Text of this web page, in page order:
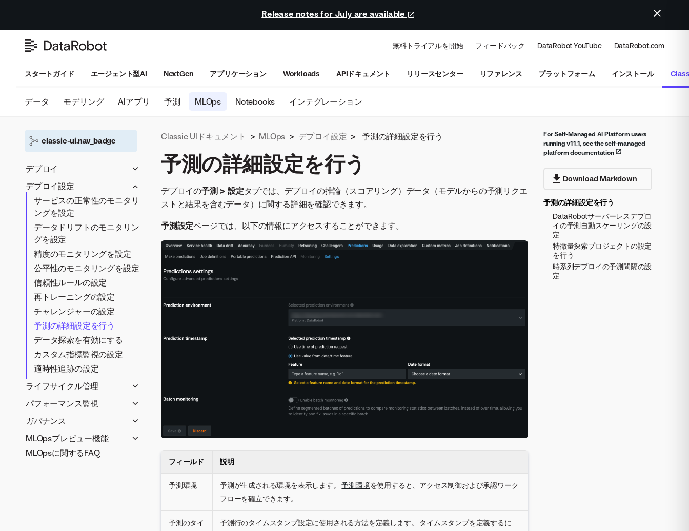
Release notes for July are available
無料トライアルを開始 フィードバック DataRobot YouTube DataRobot.com
スタートガイド エージェント型AI NextGen アプリケーション Workloads APIドキュメント リリースセンター リファレンス プラットフォーム インストール
データ モデリング AIアプリ 予測 MLOps Notebooks インテグレーション
classic-ui.nav_badge
デプロイ
デプロイワークフロー
DataRobot環境の
DataRobotモデル
PPSのDataRobotモデル
DataRobot環境のカスタム
モデル
PPSのカスタムモデル
外部環境のスコアリングコ
ード
監視エージェントを使用し
た外部モデル監視
モデルの登録
モデルレジストリ
DataRobotモデルの登録
カスタムモデルの登録
外部モデルの登録
登録済みモデルのデプロイ
登録済みモデルの表示と管
理
モデルのコンプライアンス
ドキュメントの生成
キー値でコンプライアンス
ドキュメントを拡張する
カスタムジョブ
MLOpsにおけるモデルパッ
スポート
モデルパッケージのモデル
ログ（レガシー）
ルの準備
カスタムモデルワークシ
ョップ
カスタム推論モデルの作
成
カスタムモデルの依存関
係を管理
カスタムモデルリソース
の管理
カスタムモデルバージョ
ンの追加
カスタムモデルにトレー
リモートリポジトリのフ
ァイルをカスタムモデル
に追加
カスタムモデルのテスト
カスタムモデル環境
ドロップイン環境
カスタム環境
外部モデルデプロイの準備
外部予測環境の追加
予測環境の管理
外部モデルの登録
予測環境の管理
DataRobotサーバーレス予
測環境の追加
外部予測環境の追加
予測環境の管理
モデルを予測環境にデプロ
イ
予測環境のインテグレー
グコードの自動デプロイ
と置換
SageMakerでの自動デプ
ロイと置換
モデルをデプロイ
DataRobotモデルのデプロ
イ
カスタムモデルのデプロイ
外部モデルのデプロイ
デプロイ設定を行う
デプロイ後の予測データの
追加
MLOpsエージェント
監視エージェント
インストールと設定
examplesディレクトリ
監視エージェントのユー
スケース
環境変数
ライブラリとエージェン
トのスプーラー設定
ウンロードする
外部多クラスデプロイの
管理エージェント
インストールと設定
環境プラグインの設定
Kubernetesの管理エージ
ェントのインストール
管理エージェントデプロ
イのステータスとイベン
デプロイの再起動
デプロイの強制削除
エージェントのイベントロ
グ
デプロイ設定
サービスの正常性のモニタリ
ングを設定
データドリフトのモニタリン
グを設定
精度のモニタリングを設定
公平性のモニタリングを設定
信頼性ルールの設定
再トレーニングの設定
チャレンジャーの設定
予測の詳細設定を行う
データ探索を有効にする
カスタム指標監視の設定
適時性追跡の設定
ライフサイクル管理
デプロイインベントリ
自動再トレーニングポリシー
の管理
パフォーマンス監視
「概要」タブ
精度タブ
データドリフトタブ
サービスの正常性タブ
ガバナンス
モデルデプロイ承認ワークフ
ロー
MLOpsプレビュー機能
サービスの正常性と精度の履
MLOpsに関するFAQ
For Self-Managed AI Platform users
running v11.1, see the self-managed
platform documentation
Download Markdown
予測の詳細設定を行う
DataRobotサーバーレスデプロ
イの予測自動スケーリングの設
定
特徴量探索プロジェクトの設定
を行う
時系列デプロイの予測間隔の設
定
Classic UIドキュメント > MLOps > デプロイ設定 > 予測の詳細設定を行う
予測の詳細設定を行う
デプロイの予測 > 設定タブでは、デプロイの推論（スコアリング）データ（モデルからの予測リクエ
ストと結果を含むデータ）に関する詳細を確認できます。
予測設定ページでは、以下の情報にアクセスすることができます。
フィールド 説明
予測環境 予測が生成される環境を表示します。予測環境を使用すると、アクセス制御および承認ワーク
フローを確立できます。
予測のタイ
予測行のタイムスタンプ設定に使用される方法を定義します。 タイムスタンプを定義するに